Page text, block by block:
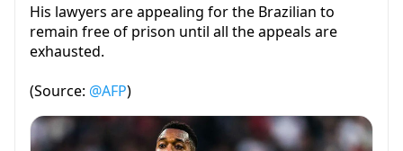
His lawyers are appealing for the Brazilian to
remain free of prison until all the appeals are
exhausted.
(Source: @AFP)